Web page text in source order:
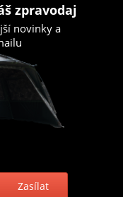
zpravodaj
novinky a
Zasílat